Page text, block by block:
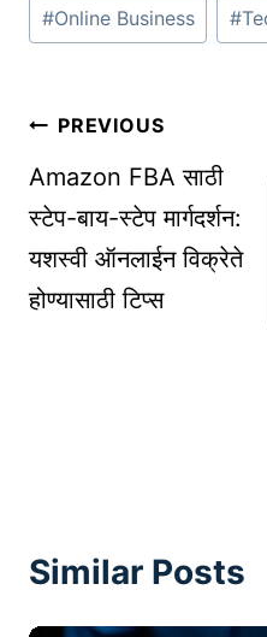
#Online Business #
Post
navigation
PREVIOUS
Amazon FBA साठी
स्टेप-बाय-स्टेप मार्गदर्शन:
यशस्वी ऑनलाईन विक्रेते
होण्यासाठी टिप्स
Similar Posts